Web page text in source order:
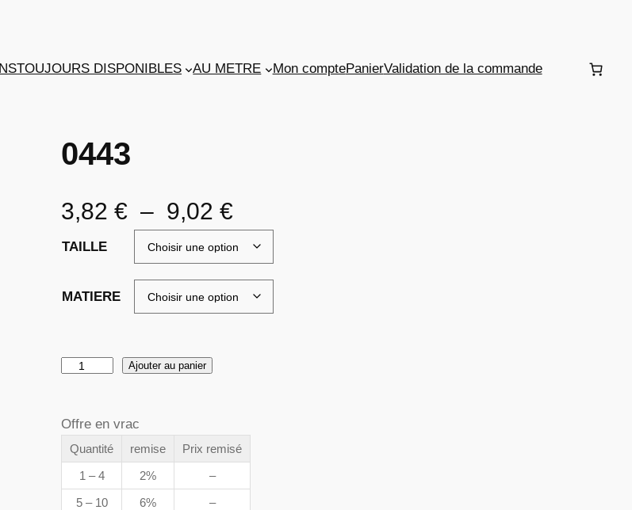
TOUJOURS DISPONIBLES AU METRE Mon comptePanierValidation de la commande
0443
3,82 € – 9,02 €P
l
a
g
p
r
TAILLE
MATIERE
n
t
Ajouter au panier
Offre en vrac
Quantité remise
Prix remisé
1 – 4
2%
–
5 – 10
6%
–